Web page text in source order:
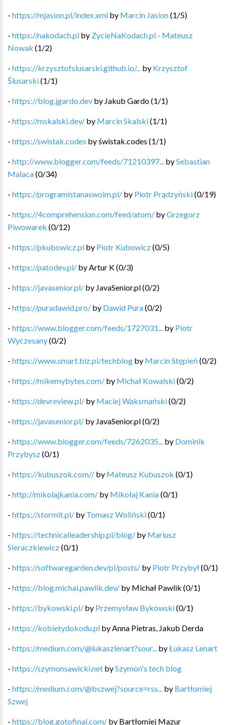
- https://mjasion.pl/index.xml by Marcin Jasion(1/5)
- https://nakodach.pl by ZycieNaKodach.pl - Mateusz
Nowak (1/2)
- https://krzysztofslusarski.github.io/... by Krzysztof
Ślusarski(1/1)
- https://blog.jgardo.dev by Jakub Gardo(1/1)
- https://mskalski.dev/ by Marcin Skalski(1/1)
- https://swistak.codes byświstak.codes (1/1)
- http://www.blogger.com/feeds/71210397... bySebastian
Malaca(0/34)
- https://programistanaswoim.pl/ by Piotr Prądzyński(0/19)
- https://4comprehension.com/feed/atom/ byGrzegorz
Piwowarek (0/12)
- https://pkubowicz.pl by Piotr Kubowicz(0/5)
- https://patodev.pl/ by Artur K(0/3)
- https://javasenior.pl/ by JavaSenior.pl(0/2)
- https://puradawid.pro/ by Dawid Pura(0/2)
- https://www.blogger.com/feeds/1727031... by Piotr
Wyczesany(0/2)
- https://www.smart.biz.pl/techblog by Marcin Stępień (0/2)
- https://mikemybytes.com/ by Michał Kowalski(0/2)
- https://devreview.pl/ by Maciej Waksmański(0/2)
- https://javasenior.pl/ by JavaSenior.pl(0/2)
- https://www.blogger.com/feeds/7262035... by Dominik
Przybysz(0/1)
- https://kubuszok.com// by Mateusz Kubuszok (0/1)
- http://mikolajkania.com/ by Mikołaj Kania(0/1)
- https://stormit.pl/ by Tomasz Woliński(0/1)
- https://technicalleadership.pl/blog/ by Mariusz
Sieraczkiewicz(0/1)
- https://softwaregarden.dev/pl/posts/ by Piotr Przybył(0/1)
- https://blog.michal.pawlik.dev/ by Michał Pawlik (0/1)
- https://bykowski.pl/ by Przemysław Bykowski(0/1)
- https://kobietydokodu.pl by Anna Pietras, Jakub Derda
- https://medium.com/@lukaszlenart?sour... byŁukasz Lenart
- https://szymonsawicki.net bySzymon's tech blog
- https://medium.com/@bszwej?source=rss... by Bartłomiej
Szwej
- https://blog.gotofinal.com/ by Bartłomiej Mazur